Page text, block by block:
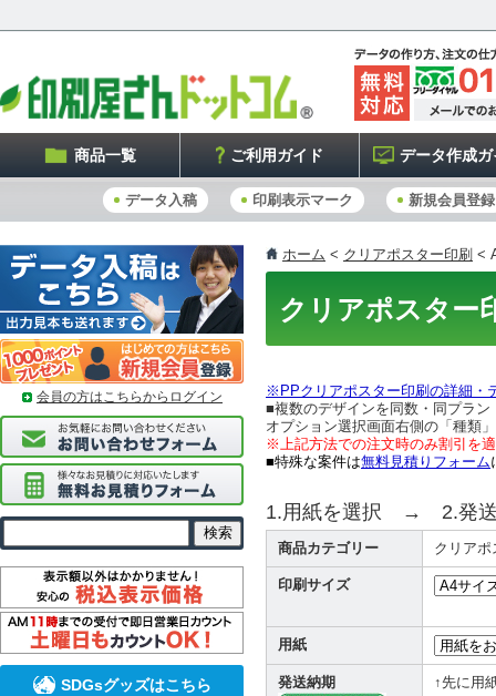
商品一覧 ご利用ガイド データ作成ガ
データ入稿 印刷表示マーク 新規会員登録
ホーム < クリアポスター印刷 <
クリアポスター
※PPクリアポスター印刷の詳細・
■複数のデザインを同数・同プラ
オプション選択画面右側の「種類
※上記方法での注文時のみ割引を
■特殊な案件は無料見積りフォーム
1.用紙を選択 → 2.発
商品カテゴリー クリアポ
印刷サイズ
用紙
発送納期 ↑先に用
会員の方はこちらからログイン
SDGsグッズはこちら